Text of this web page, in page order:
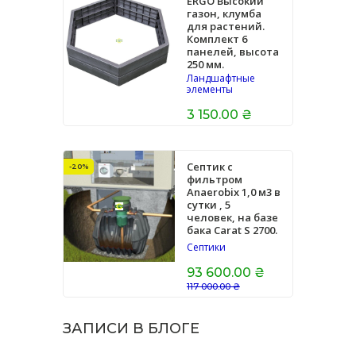
газон, клумба
для растений.
Комплект 6
панелей, высота
250 мм.
Ландшафтные
элементы
3 150.00 ₴
-20%
Септик с
фильтром
Anaerobix 1,0 м3 в
сутки , 5
человек, на базе
бака Carat S 2700.
Септики
93 600.00 ₴
117 000.00 ₴
ЗАПИСИ В БЛОГЕ